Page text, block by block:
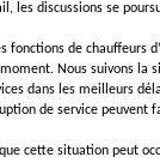
les discussions se
fonctions de chauffeurs
Nous suivons
dans les meilleurs
de service peuvent
cette situation peut